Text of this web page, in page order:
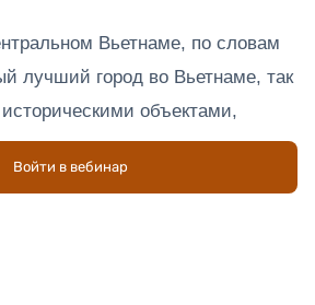
Вьетнаме, по словам
лучший город во Вьетнаме, так
историческими объектами,
охраной ЮНЕСКО, так и
туристическими,
Войти в вебинар